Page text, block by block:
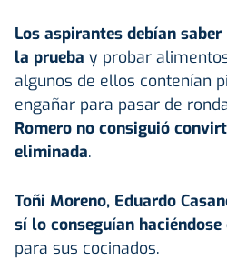
Los aspirantes debían
la prueba y probar
algunos de ellos contenían
engañar para pasar de
Romero no consiguió
eliminada.
Toñi Moreno, Eduardo
sí lo conseguían
para sus cocinados.